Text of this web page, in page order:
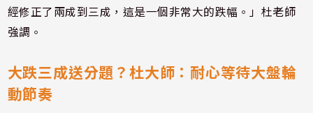
經修正了兩成到三成，這是一個非常大的跌幅。」杜老師
強調。
大跌三成送分題？杜大師：耐心等待大盤輪
動節奏